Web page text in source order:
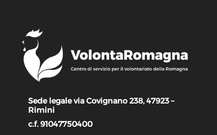
Sede legale via Covignano 238, 47923 –
Rimini
c.f. 91047750400